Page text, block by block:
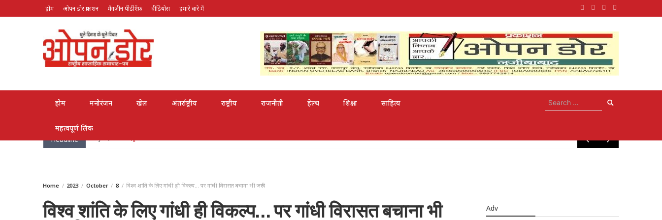
होम ओपन डोर प्रकाशन मैगज़ीन पीडीऍफ़ वीडियोस हमारे बारे में
होम मनोरंजन खेल अंतर्राष्ट्रीय राष्ट्रीय राजनीती हेल्थ शिक्षा साहित्य
महत्वपूर्ण लिंक
Headline
मां
Home 2023 October 8 विश्व शांति के लिए गांधी ही विकल्प… पर गांधी विरासत बचाना भी जरूरी
विश्व शांति के लिए गांधी ही विकल्प… पर गांधी विरासत बचाना भी Adv